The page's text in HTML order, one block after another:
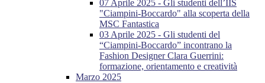
07 Aprile 2025 - Gli studenti dell’IIS
"Ciampini-Boccardo" alla scoperta della
MSC Fantastica
03 Aprile 2025 - Gli studenti del
“Ciampini-Boccardo” incontrano la
Fashion Designer Clara Guerrini:
formazione, orientamento e creatività
Marzo 2025